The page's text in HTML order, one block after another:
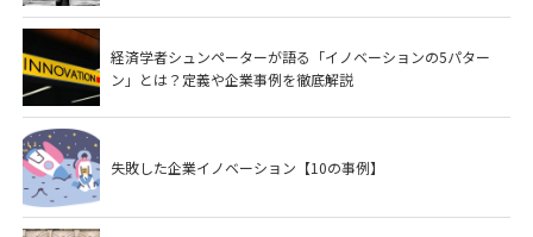
経済学者シュンペーターが語る「イノベーションの5パター
ン」とは？定義や企業事例を徹底解説
失敗した企業イノベーション【10の事例】